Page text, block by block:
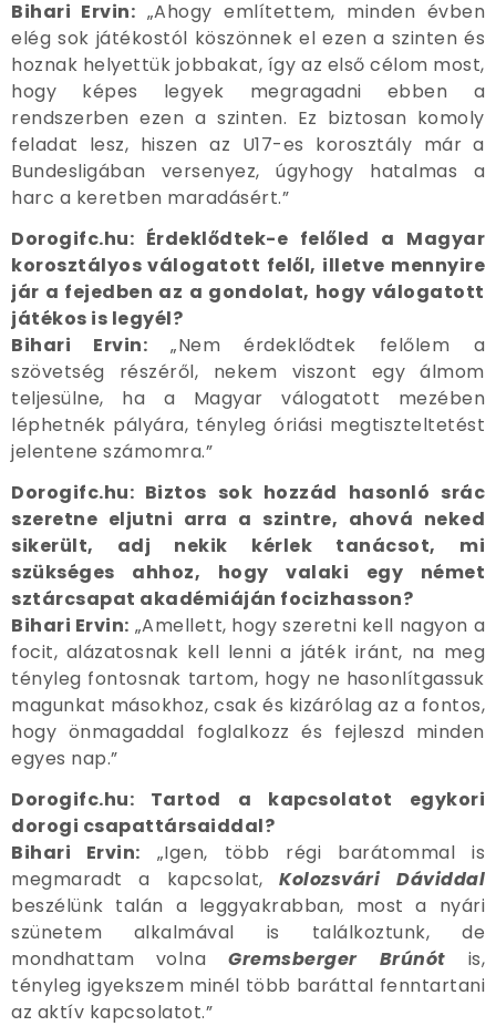
Bihari Ervin: „Ahogy említettem, minden évben
elég sok játékostól köszönnek el ezen a szinten és
hoznak helyettük jobbakat, így az első célom most,
hogy képes legyek megragadni ebben a
rendszerben ezen a szinten. Ez biztosan komoly
feladat lesz, hiszen az U17-es korosztály már a
Bundesligában versenyez, úgyhogy hatalmas a
harc a keretben maradásért.”
Dorogifc.hu: Érdeklődtek-e felőled a Magyar
korosztályos válogatott felől, illetve mennyire
jár a fejedben az a gondolat, hogy válogatott
játékos is legyél?
Bihari Ervin: „Nem érdeklődtek felőlem a
szövetség részéről, nekem viszont egy álmom
teljesülne, ha a Magyar válogatott mezében
léphetnék pályára, tényleg óriási megtiszteltetést
jelentene számomra.”
Dorogifc.hu: Biztos sok hozzád hasonló srác
szeretne eljutni arra a szintre, ahová neked
sikerült, adj nekik kérlek tanácsot, mi
szükséges ahhoz, hogy valaki egy német
sztárcsapat akadémiáján focizhasson?
Bihari Ervin: „Amellett, hogy szeretni kell nagyon a
focit, alázatosnak kell lenni a játék iránt, na meg
tényleg fontosnak tartom, hogy ne hasonlítgassuk
magunkat másokhoz, csak és kizárólag az a fontos,
hogy önmagaddal foglalkozz és fejleszd minden
egyes nap.”
Dorogifc.hu: Tartod a kapcsolatot egykori
dorogi csapattársaiddal?
Bihari Ervin: „Igen, több régi barátommal is
megmaradt a kapcsolat,Kolozsvári Dáviddal
beszélünk talán a leggyakrabban, most a nyári
szünetem alkalmával is találkoztunk, de
mondhattam volnaGremsberger Brúnót is,
tényleg igyekszem minél több baráttal fenntartani
az aktív kapcsolatot.”